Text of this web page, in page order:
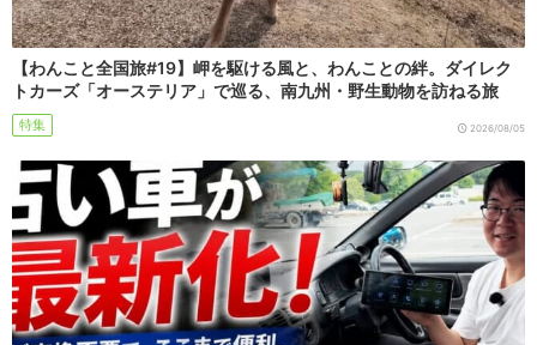
【わんこと全国旅#19】岬を駆ける風と、わんことの絆。ダイレク
トカーズ「オーステリア」で巡る、南九州・野生動物を訪ねる旅
特集 2026/08/05